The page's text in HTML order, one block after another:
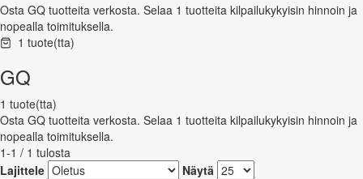
Osta GQ tuotteita verkosta. Selaa 1 tuotteita kilpailukykyisin hinnoin ja
nopealla toimituksella.
1 tuote(tta)
GQ
1 tuote(tta)
Osta GQ tuotteita verkosta. Selaa 1 tuotteita kilpailukykyisin hinnoin ja
nopealla toimituksella.
1-1 / 1 tulosta
Lajittele
Näytä